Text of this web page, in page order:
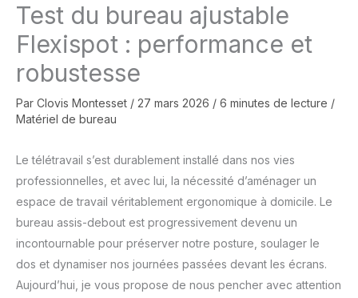
Test du bureau ajustable
Flexispot : performance et
robustesse
Par Clovis Montesset / 27 mars 2026 / 6 minutes de lecture /
Matériel de bureau
Le télétravail s’est durablement installé dans nos vies
professionnelles, et avec lui, la nécessité d’aménager un
espace de travail véritablement ergonomique à domicile. Le
bureau assis-debout est progressivement devenu un
incontournable pour préserver notre posture, soulager le
dos et dynamiser nos journées passées devant les écrans.
Aujourd’hui, je vous propose de nous pencher avec attention